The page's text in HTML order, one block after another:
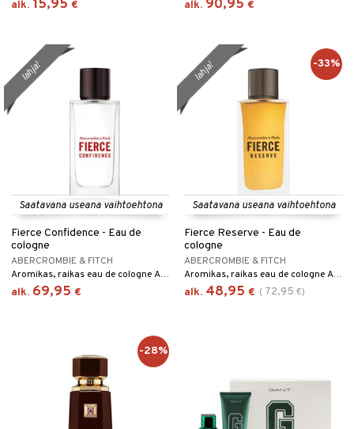
alk. 15,95 € alk. 90,95 €
Saatavana useana vaihtoehtona
Fierce Confidence - Eau de
cologne
ABERCROMBIE & FITCH
Aromikas, raikas eau de cologne Abercrombie & Fitchiltä.
alk. 69,95 €
lahja!
Saatavana useana vaihtoehtona
Fierce Reserve - Eau de
cologne
ABERCROMBIE & FITCH
Aromikas, raikas eau de cologne Abercrombie & Fitchiltä.
alk. 48,95 € ( 72,95 €)
lahja! -33%
-28%